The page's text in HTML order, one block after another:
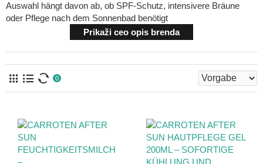
Auswahl hängt davon ab, ob SPF-Schutz, intensivere Bräune
oder Pflege nach dem Sonnenbad benötigt
Prikaži ceo opis brenda
0